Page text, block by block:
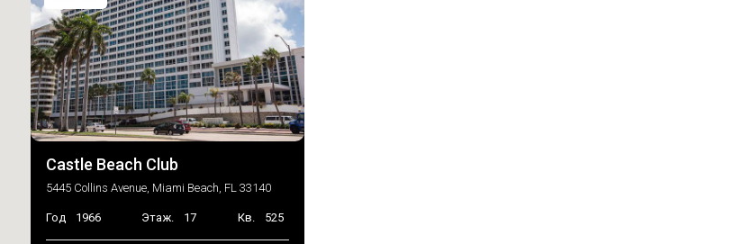
Castle Beach Club
5445 Collins Avenue, Miami Beach, FL 33140
Год 1966 Этаж. 17 Кв. 525